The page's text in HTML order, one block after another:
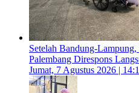
Setelah Bandung-
Palembang Direspons
Jumat, 7 Agustus 2026 |